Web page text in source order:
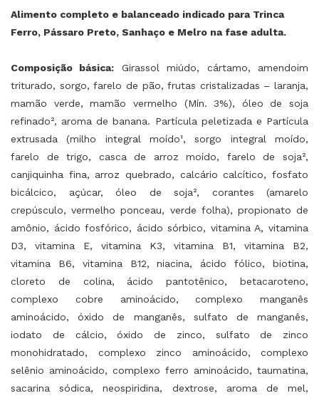
Alimento completo e balanceado indicado para Trinca
Ferro, Pássaro Preto, Sanhaço e Melro na fase adulta.
Composição básica: Girassol miúdo, cártamo, amendoim
triturado, sorgo, farelo de pão, frutas cristalizadas – laranja,
mamão verde, mamão vermelho (Mín. 3%), óleo de soja
refinado², aroma de banana. Partícula peletizada e Partícula
extrusada (milho integral moído¹, sorgo integral moído,
farelo de trigo, casca de arroz moído, farelo de soja²,
canjiquinha fina, arroz quebrado, calcário calcítico, fosfato
bicálcico, açúcar, óleo de soja², corantes (amarelo
crepúsculo, vermelho ponceau, verde folha), propionato de
amônio, ácido fosfórico, ácido sórbico, vitamina A, vitamina
D3, vitamina E, vitamina K3, vitamina B1, vitamina B2,
vitamina B6, vitamina B12, niacina, ácido fólico, biotina,
cloreto de colina, ácido pantotênico, betacaroteno,
complexo cobre aminoácido, complexo manganês
aminoácido, óxido de manganês, sulfato de manganês,
iodato de cálcio, óxido de zinco, sulfato de zinco
monohidratado, complexo zinco aminoácido, complexo
selênio aminoácido, complexo ferro aminoácido, taumatina,
sacarina sódica, neospiridina, dextrose, aroma de mel,